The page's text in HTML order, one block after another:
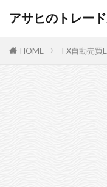
アサヒのトレー
HOME FX自動売買